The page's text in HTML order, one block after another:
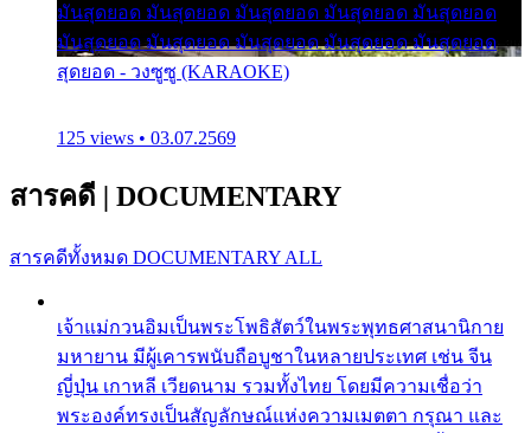
มันสุดยอด มันสุดยอด มันสุดยอด มันสุดยอด มันสุดยอด
มันสุดยอด มันสุดยอด มันสุดยอด มันสุดยอด มันสุดยอด
สุดยอด - วงซูซู (KARAOKE)
125 views • 03.07.2569
สารคดี | DOCUMENTARY
สารคดีทั้งหมด DOCUMENTARY ALL
เจ้าแม่กวนอิมเป็นพระโพธิสัตว์ในพระพุทธศาสนานิกาย
มหายาน มีผู้เคารพนับถือบูชาในหลายประเทศ เช่น จีน
ญี่ปุ่น เกาหลี เวียดนาม รวมทั้งไทย โดยมีความเชื่อว่า
พระองค์ทรงเป็นสัญลักษณ์แห่งความเมตตา กรุณา และ